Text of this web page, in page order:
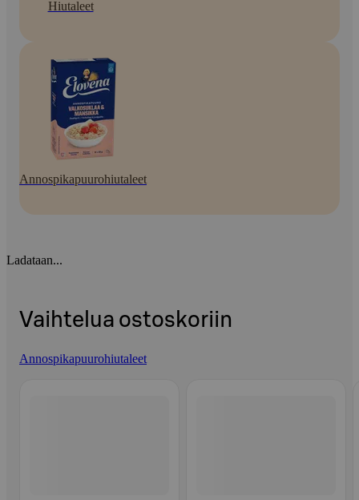
Hiutaleet
Annospikapuurohiutaleet
Ladataan...
Vaihtelua ostoskoriin
Annospikapuurohiutaleet